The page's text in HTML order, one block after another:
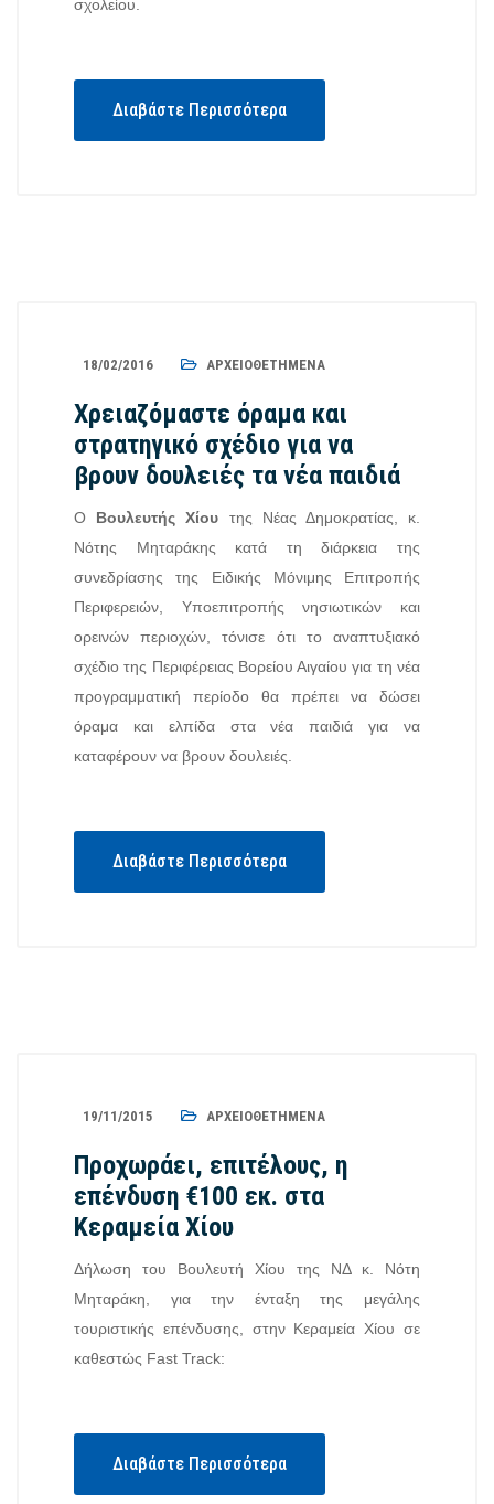
σχολείου.
Διαβάστε Περισσότερα
18/02/2016 ΑΡΧΕΙΟΘΕΤΗΜΈΝΑ
Χρειαζόμαστε όραμα και
στρατηγικό σχέδιο για να
βρουν δουλειές τα νέα παιδιά
Ο Βουλευτής Χίου της Νέας Δημοκρατίας, κ.
Νότης Μηταράκης κατά τη διάρκεια της
συνεδρίασης της Ειδικής Μόνιμης Επιτροπής
Περιφερειών, Υποεπιτροπής νησιωτικών και
ορεινών περιοχών, τόνισε ότι το αναπτυξιακό
σχέδιο της Περιφέρειας Βορείου Αιγαίου για τη νέα
προγραμματική περίοδο θα πρέπει να δώσει
όραμα και ελπίδα στα νέα παιδιά για να
καταφέρουν να βρουν δουλειές.
Διαβάστε Περισσότερα
19/11/2015 ΑΡΧΕΙΟΘΕΤΗΜΈΝΑ
Προχωράει, επιτέλους, η
επένδυση €100 εκ. στα
Κεραμεία Χίου
Δήλωση του Βουλευτή Χίου της ΝΔ κ. Νότη
Μηταράκη, για την ένταξη της μεγάλης
τουριστικής επένδυσης, στην Κεραμεία Χίου σε
καθεστώς Fast Track:
Διαβάστε Περισσότερα